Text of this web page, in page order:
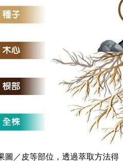
圖／皮等部位，透過萃取方法得